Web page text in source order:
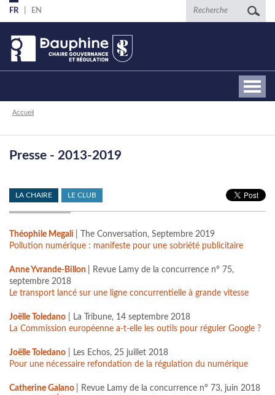
Aller
au
contenu
principal
FR EN Recherche
Fil
Accueil
Presse - 2013-2019
LA CHAIRE LE CLUB
Théophile Megali
| The Conversation, Septembre 2019
Pollution numérique : manifeste pour une sobriété publicitaire
Anne Yvrande-Billon
| Revue Lamy de la concurrence n° 75,
septembre 2018
Le transport lancé sur une ligne concurrentielle à grande vitesse
Joëlle Toledano | La Tribune, 14 septembre 2018
La Commission européenne a-t-elle les outils pour réguler Google ?
Joëlle Toledano | Les Echos, 25 juillet 2018
Pour une nécessaire refondation de la régulation du numérique
Catherine Galano
| Revue Lamy de la concurrence n° 73, juin 2018